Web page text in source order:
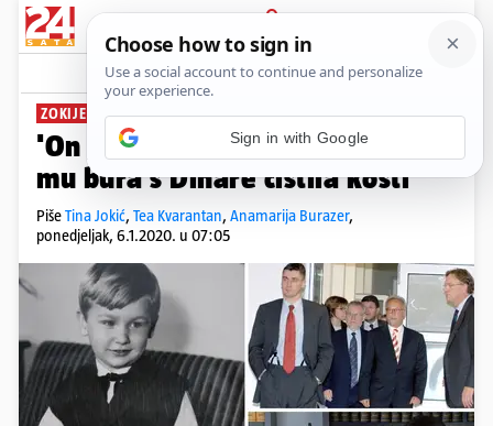
PRIJAVA
News Komentari
ZOKIJEVI GENI KAMENI
'On je obrazovan i sve, ali nije
mu bura s Dinare čistila kosti'
PišeTina Jokić, Tea Kvarantan, Anamarija Burazer,
ponedjeljak, 6.1.2020. u 07:05
Sign in with Google